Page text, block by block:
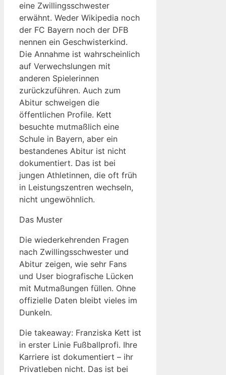
eine Zwillingsschwester
erwähnt. Weder Wikipedia noch
der FC Bayern noch der DFB
nennen ein Geschwisterkind.
Die Annahme ist wahrscheinlich
auf Verwechslungen mit
anderen Spielerinnen
zurückzuführen. Auch zum
Abitur schweigen die
öffentlichen Profile. Kett
besuchte mutmaßlich eine
Schule in Bayern, aber ein
bestandenes Abitur ist nicht
dokumentiert. Das ist bei
jungen Athletinnen, die oft früh
in Leistungszentren wechseln,
nicht ungewöhnlich.
Das Muster
Die wiederkehrenden Fragen
nach Zwillingsschwester und
Abitur zeigen, wie sehr Fans
und User biografische Lücken
mit Mutmaßungen füllen. Ohne
offizielle Daten bleibt vieles im
Dunkeln.
Die takeaway: Franziska Kett ist
in erster Linie Fußballprofi. Ihre
Karriere ist dokumentiert – ihr
Privatleben nicht. Das ist bei